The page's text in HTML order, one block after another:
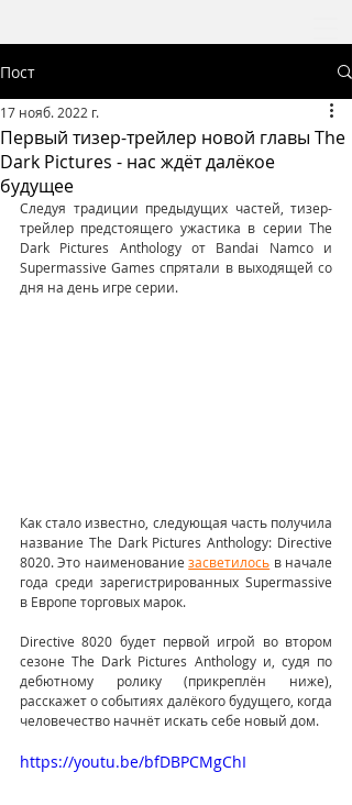
Пост
Первый тизер-трейлер новой главы The
Dark Pictures - нас ждёт далёкое
будущее
17 нояб. 2022 г.
Следуя традиции предыдущих частей, тизер-
трейлер предстоящего ужастика в серии The
Dark Pictures Anthology от Bandai Namco и
Supermassive Games спрятали в выходящей со
дня на день игре серии.
Как стало известно, следующая часть получила
название The Dark Pictures Anthology: Directive
8020. Это наименование засветилось в начале
года среди зарегистрированных Supermassive
в Европе торговых марок.
Directive 8020 будет первой игрой во втором
сезоне The Dark Pictures Anthology и, судя по
дебютному ролику (прикреплён ниже),
расскажет о событиях далёкого будущего, когда
человечество начнёт искать себе новый дом.
https://youtu.be/bfDBPCMgChI